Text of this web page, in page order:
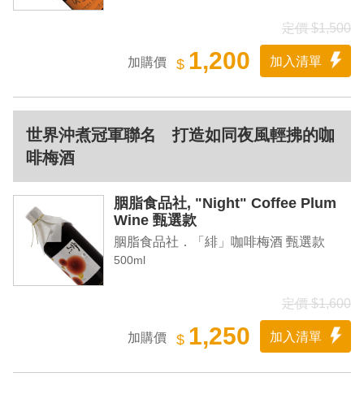
定價 $1,500
$ 1,200 加入清單
加購價
世界沖煮冠軍聯名 打造如同夜風輕拂的咖
啡梅酒
胭脂食品社, "Night" Coffee Plum
Wine 甄選款
胭脂食品社．「緋」咖啡梅酒 甄選款
500ml
定價 $1,600
$ 1,250 加入清單
加購價